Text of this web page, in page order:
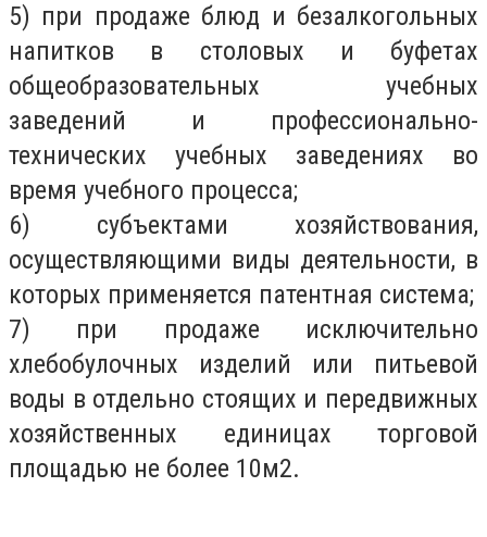
5) при продаже блюд и безалкогольных
напитков в столовых и буфетах
общеобразовательных учебных
заведений и профессионально-
технических учебных заведениях во
время учебного процесса;
6) субъектами хозяйствования,
осуществляющими виды деятельности, в
которых применяется патентная система;
7) при продаже исключительно
хлебобулочных изделий или питьевой
воды в отдельно стоящих и передвижных
хозяйственных единицах торговой
площадью не более 10м2.